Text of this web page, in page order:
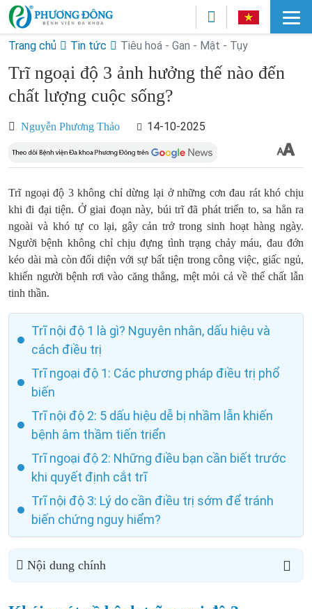
Trang chủ Tin tức Tiêu hoá - Gan - Mật - Tụy
Trĩ ngoại độ 3 ảnh hưởng thế nào đến
chất lượng cuộc sống?
Nguyễn Phương Thảo 14-10-2025
Trĩ ngoại độ 3 không chỉ dừng lại ở những cơn đau rát khó chịu
khi đi đại tiện. Ở giai đoạn này, búi trĩ đã phát triển to, sa hẳn ra
ngoài và khó tự co lại, gây cản trở trong sinh hoạt hàng ngày.
Người bệnh không chỉ chịu đựng tình trạng chảy máu, đau đớn
kéo dài mà còn đối diện với sự bất tiện trong công việc, giấc ngủ,
khiến người bệnh rơi vào căng thẳng, mệt mỏi cả về thể chất lẫn
tinh thần.
Trĩ nội độ 1 là gì? Nguyên nhân, dấu hiệu và
cách điều trị
Trĩ ngoại độ 1: Các phương pháp điều trị phổ
biến
Trĩ nội độ 2: 5 dấu hiệu dễ bị nhầm lẫn khiến
bệnh âm thầm tiến triển
Trĩ ngoại độ 2: Những điều bạn cần biết trước
khi quyết định cắt trĩ
Trĩ nội độ 3: Lý do cần điều trị sớm để tránh
biến chứng nguy hiểm?
Nội dung chính